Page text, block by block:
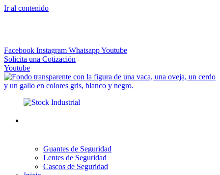
Ir al contenido
Facebook Instagram WhatsappYoutube
Solicita una Cotización
Youtube
Guantes de Seguridad
Lentes de Seguridad
Cascos de Seguridad